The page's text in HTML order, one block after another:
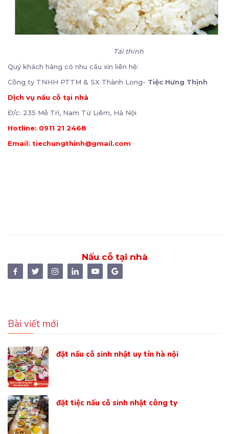
Tái thính
Quý khách hàng có nhu cầu xin liên hệ:
Công ty TNHH PTTM & SX Thành Long- Tiệc Hưng Thịnh
Dịch vụ nấu cỗ tại nhà
Đ/c: 235 Mễ Trì, Nam Từ Liêm, Hà Nội
Hotline: 0911 21 2468
Email: tiechungthinh@gmail.com
Nấu cỗ tại nhà
Bài viết mới
đặt nấu cỗ sinh nhật uy tín hà nội
đặt tiệc nấu cỗ sinh nhật công ty